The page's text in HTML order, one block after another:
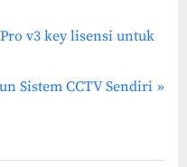
v3 key lisensi untuk
Sistem CCTV Sendiri